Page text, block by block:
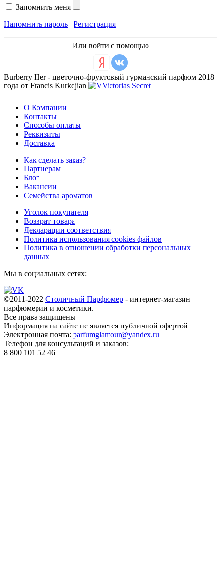
Запомнить меня
Напомнить пароль
Регистрация
Или войти с помощью
Burberry Her - цветочно-фруктовый гурманский парфюм 2018
года от Francis Kurkdjian
О Компании
Контакты
Способы оплаты
Реквизиты
Доставка
Как сделать заказ?
Партнерам
Блог
Вакансии
Семейства ароматов
Уголок покупателя
Возврат товара
Декларации соответствия
Политика использования cookies файлов
Политика в отношении обработки персональных
данных
Мы в социальных сетях:
©2011-2022 Столичный Парфюмер - интернет-магазин
парфюмерии и косметики.
Все права защищены
Информация на сайте не является публичной офертой
Электронная почта: parfumglamour@yandex.ru
Телефон для консультаций и заказов:
8 800 101 52 46